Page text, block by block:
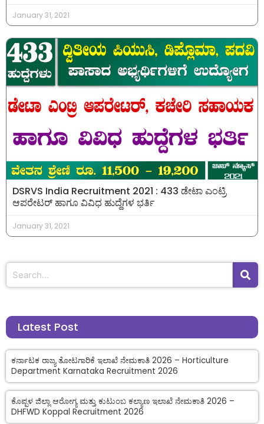
January 31, 2021
DSRVS India Recruitment 2021 : 433 ಡೇಟಾ ಎಂಟ್ರಿ
ಆಪರೇಟರ್ ಹಾಗೂ ವಿವಿಧ ಹುದ್ದೆಗಳ ಭರ್ತಿ
January 31, 2021
Latest Post
ಕರ್ನಾಟಕ ರಾಜ್ಯ ತೋಟಗಾರಿಕೆ ಇಲಾಖೆ ನೇಮಕಾತಿ 2026 – Horticulture
Department Karnataka Recruitment 2026
ಕೊಪ್ಪಳ ಜಿಲ್ಲಾ ಆರೋಗ್ಯ ಮತ್ತು ಕುಟುಂಬ ಕಲ್ಯಾಣ ಇಲಾಖೆ ನೇಮಕಾತಿ 2026 –
DHFWD Koppal Recruitment 2026